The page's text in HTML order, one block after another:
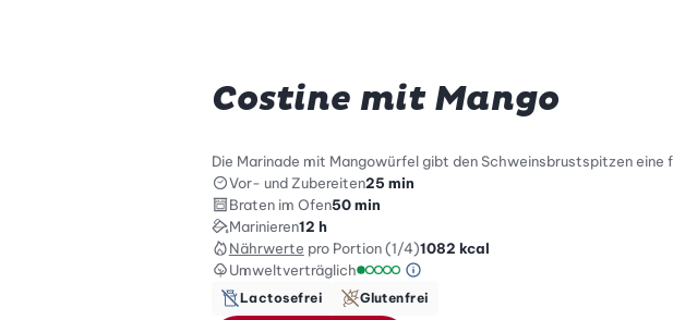
Costine mit Mango
Die Marinade mit Mangowürfel gibt den Schweinsbrustspitzen eine
Vor- und Zubereiten25 min
Braten im Ofen50 min
Marinieren12 h
Nährwerte pro Portion (1/4)1082 kcal
Umweltverträglich
Green Betty Skala Info
Lactosefrei Glutenfrei